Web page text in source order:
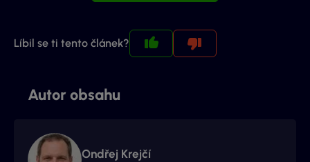
Líbil se ti tento článek?
Autor obsahu
Ondřej Krejčí